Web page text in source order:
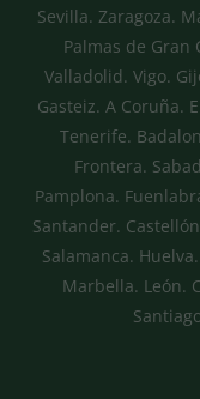
Sevilla. Zaragoza.
Palmas de Gran
Valladolid. Vigo.
Gasteiz. A Coruña.
Tenerife.
Frontera.
Pamplona.
Santander.
Salamanca.
Marbella. León.